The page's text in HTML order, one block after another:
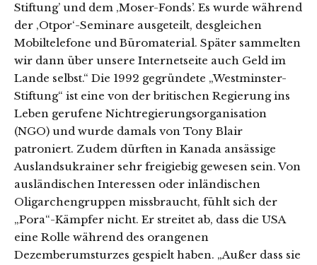
Stiftung’ und dem ‚Moser-Fonds’. Es wurde während
der ‚Otpor‘-Seminare ausgeteilt, desgleichen
Mobiltelefone und Büromaterial. Später sammelten
wir dann über unsere Internetseite auch Geld im
Lande selbst.“ Die 1992 gegründete „Westminster-
Stiftung“ ist eine von der britischen Regierung ins
Leben gerufene Nichtregierungsorganisation
(NGO) und wurde damals von Tony Blair
patroniert. Zudem dürften in Kanada ansässige
Auslandsukrainer sehr freigiebig gewesen sein. Von
ausländischen Interessen oder inländischen
Oligarchengruppen missbraucht, fühlt sich der
„Pora“-Kämpfer nicht. Er streitet ab, dass die USA
eine Rolle während des orangenen
Dezemberumsturzes gespielt haben. „Außer dass sie